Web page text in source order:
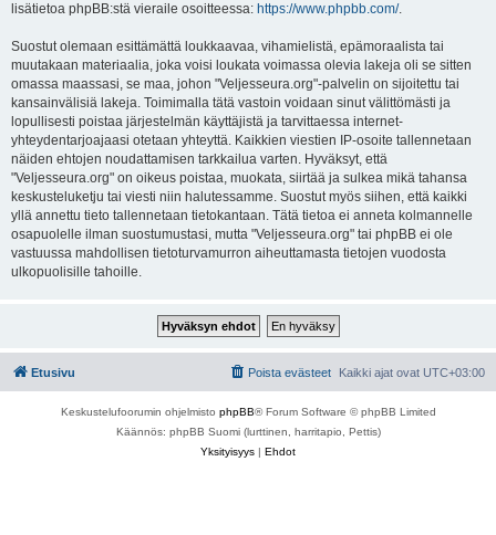
lisätietoa phpBB:stä vieraile osoitteessa: https://www.phpbb.com/.
Suostut olemaan esittämättä loukkaavaa, vihamielistä, epämoraalista tai
muutakaan materiaalia, joka voisi loukata voimassa olevia lakeja oli se sitten
omassa maassasi, se maa, johon "Veljesseura.org"-palvelin on sijoitettu tai
kansainvälisiä lakeja. Toimimalla tätä vastoin voidaan sinut välittömästi ja
lopullisesti poistaa järjestelmän käyttäjistä ja tarvittaessa internet-
yhteydentarjoajaasi otetaan yhteyttä. Kaikkien viestien IP-osoite tallennetaan
näiden ehtojen noudattamisen tarkkailua varten. Hyväksyt, että
"Veljesseura.org" on oikeus poistaa, muokata, siirtää ja sulkea mikä tahansa
keskusteluketju tai viesti niin halutessamme. Suostut myös siihen, että kaikki
yllä annettu tieto tallennetaan tietokantaan. Tätä tietoa ei anneta kolmannelle
osapuolelle ilman suostumustasi, mutta "Veljesseura.org" tai phpBB ei ole
vastuussa mahdollisen tietoturvamurron aiheuttamasta tietojen vuodosta
ulkopuolisille tahoille.
Etusivu Kaikki ajat ovat UTC+03:00
Poista evästeet
Keskustelufoorumin ohjelmisto phpBB® Forum Software © phpBB Limited
Käännös: phpBB Suomi (lurttinen, harritapio, Pettis)
Yksityisyys | Ehdot